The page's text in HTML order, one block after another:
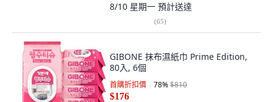
8/10 星期一 預計送達
(65)
GIBONE 抹布濕紙巾 Prime Edition,
80入, 6個
首購折扣價 78%$810
$176